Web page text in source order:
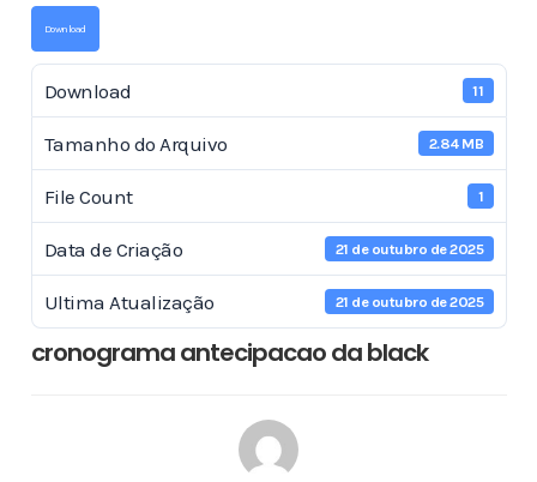
Download
Download 11
Tamanho do Arquivo 2.84 MB
File Count 1
Data de Criação 21 de outubro de 2025
Ultima Atualização 21 de outubro de 2025
cronograma antecipacao da black